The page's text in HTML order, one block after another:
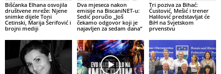
Bišćanka Elhana osvojila
društvene mreže: Njene
snimke dijele Toni
Cetinski, Marija Šerifović i
brojni mediji
Dva mjeseca nakon
emisije na BiscaniNET-u:
Sedić poručio „Još
čekamo odgovor koji je
najavljen za sedam dana“
Tri poziva za Bihać:
Ćustović, Mešić i trener
Halilović predstavljat će
BiH na Svjetskom
prvenstvu